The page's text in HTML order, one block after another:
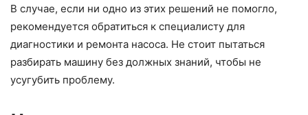
В случае, если ни одно из этих решений не помогло,
рекомендуется обратиться к специалисту для
диагностики и ремонта насоса. Не стоит пытаться
разбирать машину без должных знаний, чтобы не
усугубить проблему.